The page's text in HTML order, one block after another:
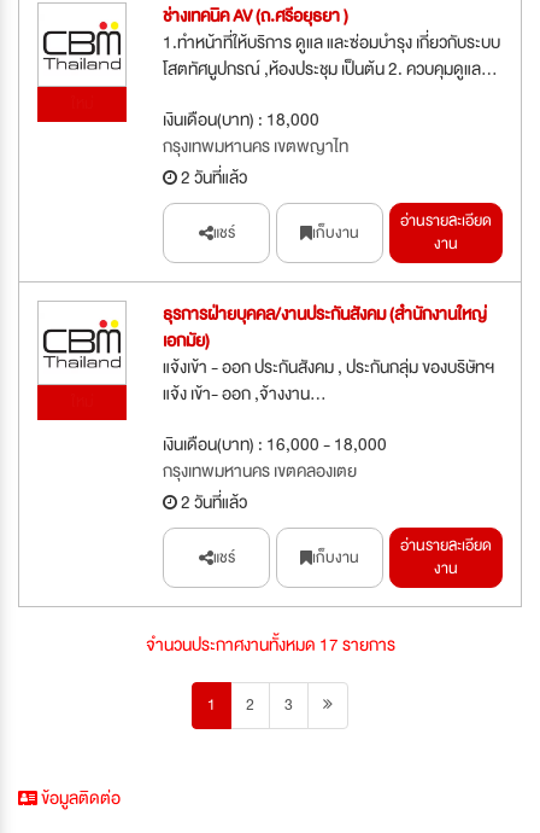
ช่างเทคนิค AV (ถ.ศรีอยุธยา )
1.ทำหน้าที่ให้บริการ ดูแล และซ่อมบำรุง เกี่ยวกับระบบ
โสตทัศนูปกรณ์ ,ห้องประชุม เป็นต้น 2. ควบคุมดูแล...
เงินเดือน(บาท) : 18,000
กรุงเทพมหานคร เขตพญาไท
2 วันที่แล้ว
แชร์ เก็บงาน
อ่านรายละเอียด
งาน
ธุรการฝ่ายบุคคล/งานประกันสังคม (สำนักงานใหญ่
เอกมัย)
แจ้งเข้า - ออก ประกันสังคม , ประกันกลุ่ม ของบริษัทฯ
แจ้ง เข้า- ออก ,จ้างงาน...
เงินเดือน(บาท) : 16,000 - 18,000
กรุงเทพมหานคร เขตคลองเตย
2 วันที่แล้ว
แชร์ เก็บงาน
อ่านรายละเอียด
งาน
จำนวนประกาศงานทั้งหมด 17 รายการ
1 2 3
ข้อมูลติดต่อ